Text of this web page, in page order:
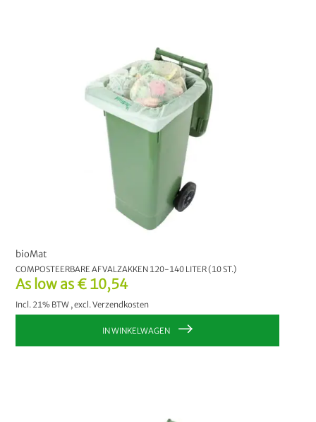
As low as € 10,54
Incl. 21% BTW ,excl.Verzendkosten
bioMat
COMPOSTEERBARE AFVALZAKKEN 120-140 LITER (10 ST.)
IN WINKELWAGEN